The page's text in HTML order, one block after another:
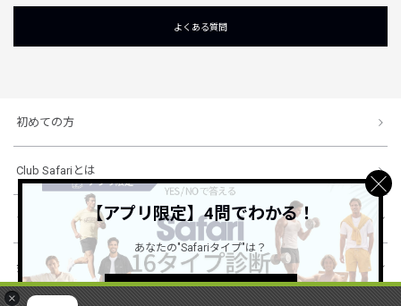
×
よくある質問
初めての方
Club Safariとは
ショッピングガイド
会社概要・規約
【アプリ限定】4問でわかる！
あなたの"Safariタイプ"は？
詳しくはこちら ＞